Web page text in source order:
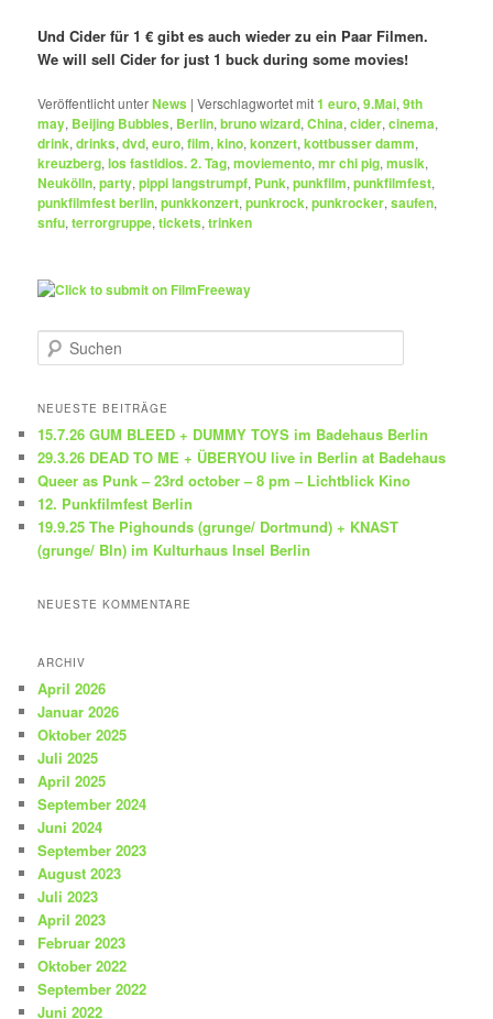
Und Cider für 1 € gibt es auch wieder zu ein Paar Filmen.
We will sell Cider for just 1 buck during some movies!
Veröffentlicht unterNews |Verschlagwortet mit1 euro,9.Mai,9th
may, Beijing Bubbles, Berlin,bruno wizard,China,cider,cinema,
drink,drinks,dvd,euro,film,kino,konzert,kottbusser damm,
kreuzberg,los fastidios. 2. Tag,moviemento,mr chi pig,musik,
Neukölln,party,pippi langstrumpf, Punk,punkfilm,punkfilmfest,
punkfilmfest berlin,punkkonzert,punkrock,punkrocker,saufen,
snfu,terrorgruppe,tickets,trinken
u
h
n
NEUESTE BEITRÄGE
15.7.26 GUM BLEED + DUMMY TOYS im Badehaus Berlin
29.3.26 DEAD TO ME + ÜBERYOU live in Berlin at Badehaus
Queer as Punk – 23rd october – 8 pm – Lichtblick Kino
12. Punkfilmfest Berlin
19.9.25 The Pighounds (grunge/ Dortmund) + KNAST
(grunge/ Bln) im Kulturhaus Insel Berlin
NEUESTE KOMMENTARE
ARCHIV
April 2026
Januar 2026
Oktober 2025
Juli 2025
April 2025
September 2024
Juni 2024
September 2023
August 2023
Juli 2023
April 2023
Februar 2023
Oktober 2022
September 2022
Juni 2022